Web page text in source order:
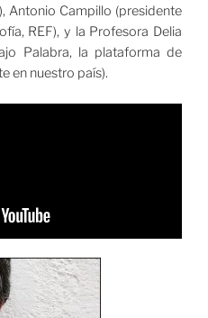
Antonio Campillo (presidente
REF), y la Profesora Delia
Palabra, la plataforma de
en nuestro país).